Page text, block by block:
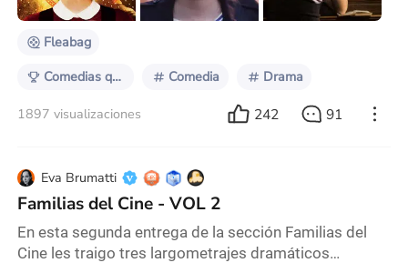
culpa, la vergüenza y una presión soc
Fleabag
Comedias que se ponen serias Comedia Drama
1897 visualizaciones 242 91
Eva Brumatti
Familias del Cine - VOL 2
En esta segunda entrega de la sección Familias del
Cine les traigo tres largometrajes dramáticos